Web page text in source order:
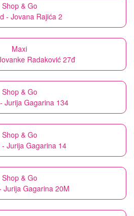
Shop & Go
- Jovana Rajića 2
Maxi
Radaković 27đ
Shop & Go
Jurija Gagarina 134
Shop & Go
- Jurija Gagarina 14
Shop & Go
Jurija Gagarina 20M